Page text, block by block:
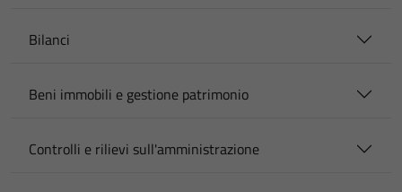
Bilanci
Beni immobili e gestione patrimonio
Controlli e rilievi sull'amministrazione